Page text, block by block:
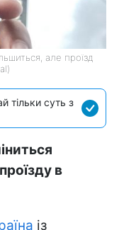
але проїзд
тільки суть з
в
із